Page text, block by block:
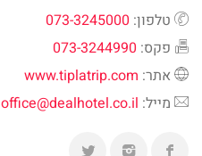
טלפון: 073-3245000
פקס: 073-3244990
אתר: www.tiplatrip.com
מייל: office@dealhotel.co.il